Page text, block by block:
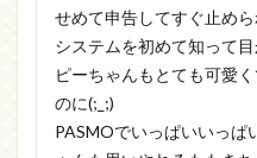
せめて申告してすぐ止め
システムを初めて知って目
ピーちゃんもとても可愛
のに(;_;)
PASMOでいっぱいいっぱ